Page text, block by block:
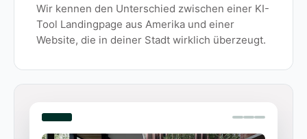
Wir kennen den Unterschied zwischen einer KI-
Tool Landingpage aus Amerika und einer
Website, die in deiner Stadt wirklich überzeugt.